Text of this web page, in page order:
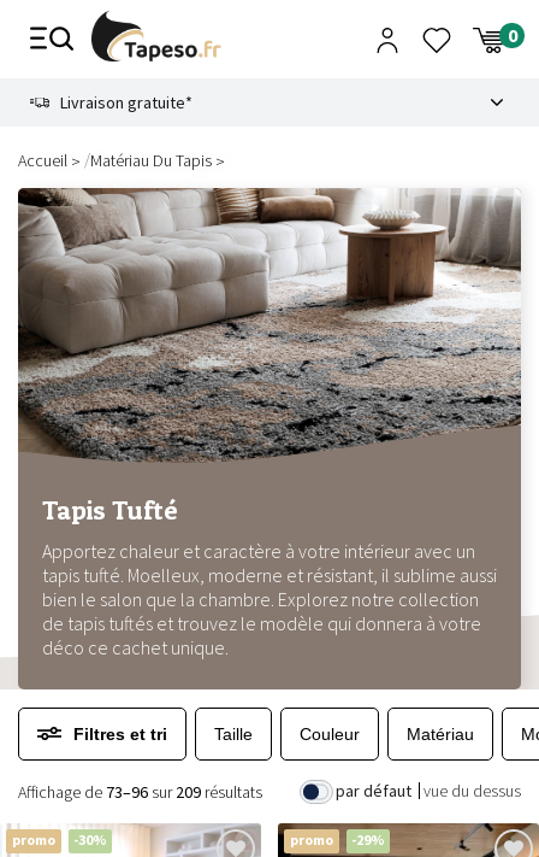
Livraison gratuite*
Accueil /Matériau Du Tapis
Tapis Tufté
Apportez chaleur et caractère à votre intérieur avec un
tapis tufté. Moelleux, moderne et résistant, il sublime aussi
bien le salon que la chambre. Explorez notre collection
de tapis tuftés et trouvez le modèle qui donnera à votre
déco ce cachet unique.
Filtres et tri Taille Couleur Matériau
par défaut vue du dessus
Affichage de 73–96 sur209 résultats
promo -30% promo -29%